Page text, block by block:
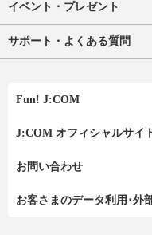
イベント・プレゼント
サポート・よくある質問
Fun! J:COM
J:COM オフィシャルサイ
お問い合わせ
お客さまのデータ利用･外